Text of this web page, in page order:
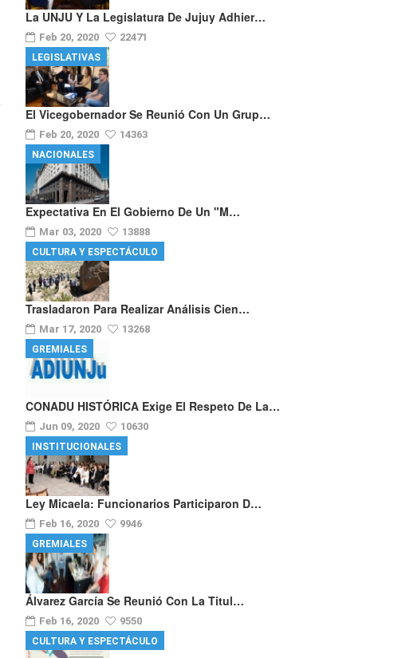
La UNJU Y La Legislatura De Jujuy Adhier…
Feb 20, 2020 22471
El Vicegobernador Se Reunió Con Un Grup…
Feb 20, 2020 14363
LEGISLATIVAS
Expectativa En El Gobierno De Un "m…
Mar 03, 2020 13888
NACIONALES
Trasladaron Para Realizar Análisis Cien…
Mar 17, 2020 13268
CULTURA Y ESPECTÁCULO
CONADU HISTÓRICA Exige El Respeto De La…
Jun 09, 2020 10630
GREMIALES
Ley Micaela: Funcionarios Participaron D…
Feb 16, 2020 9946
INSTITUCIONALES
Álvarez García Se Reunió Con La Titul…
Feb 16, 2020 9550
GREMIALES
CULTURA Y ESPECTÁCULO